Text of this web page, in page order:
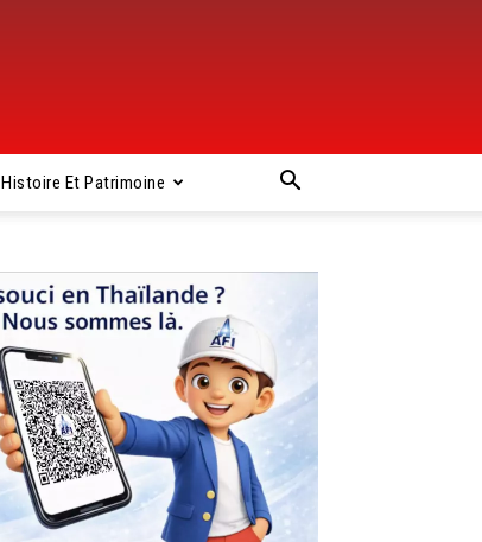
Histoire Et Patrimoine